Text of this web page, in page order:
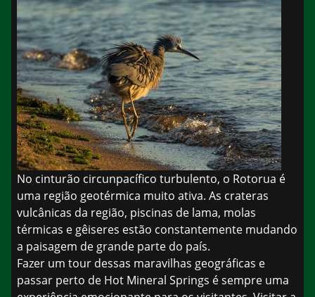
No cinturão circunpacífico turbulento, o Rotorua é
uma região geotérmica muito ativa. As crateras
vulcânicas da região, piscinas de lama, molas
térmicas e gêiseres estão constantemente mudando
a paisagem de grande parte do país.
Fazer um tour dessas maravilhas geográficas e
passar perto de Hot Mineral Springs é sempre uma